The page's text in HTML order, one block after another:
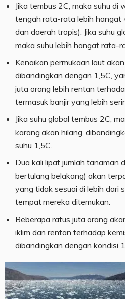
Jika tembus 2C, maka suhu di
tengah rata-rata lebih hangat
dan daerah tropis). Jika suhu
maka suhu lebih hangat rata-
Kenaikan permukaan laut
dibandingkan dengan 1,5C,
juta orang lebih rentan
termasuk banjir yang lebih
Jika suhu global tembus 2C,
karang akan hilang,
suhu 1,5C.
Dua kali lipat jumlah tanaman
bertulang belakang) akan
yang tidak sesuai di lebih dari
tempat mereka ditemukan.
Beberapa ratus juta orang
iklim dan rentan terhadap
dibandingkan dengan kondisi